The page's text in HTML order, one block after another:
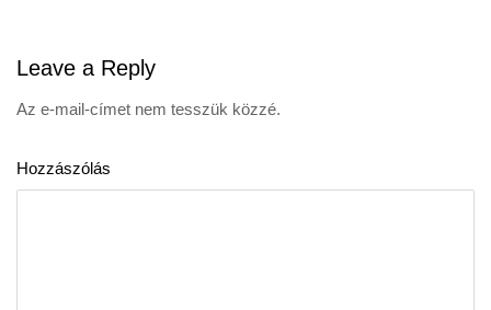
Leave a Reply
Az e-mail-címet nem tesszük közzé.
Hozzászólás